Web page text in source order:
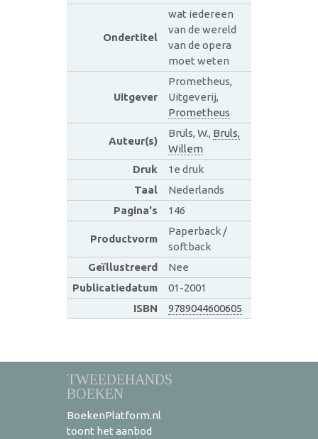
Ondertitel
wat iedereen
van de wereld
van de opera
moet weten
Uitgever
Prometheus,
Uitgeverij,
Prometheus
Auteur(s)
Bruls, W., Bruls,
Willem
Druk
1e druk
Taal
Nederlands
Pagina's
146
Productvorm
Paperback /
softback
Geïllustreerd
Nee
Publicatiedatum
01-2001
ISBN
9789044600605
TWEEDEHANDS
BOEKEN
BoekenPlatform.nl
toont het aanbod